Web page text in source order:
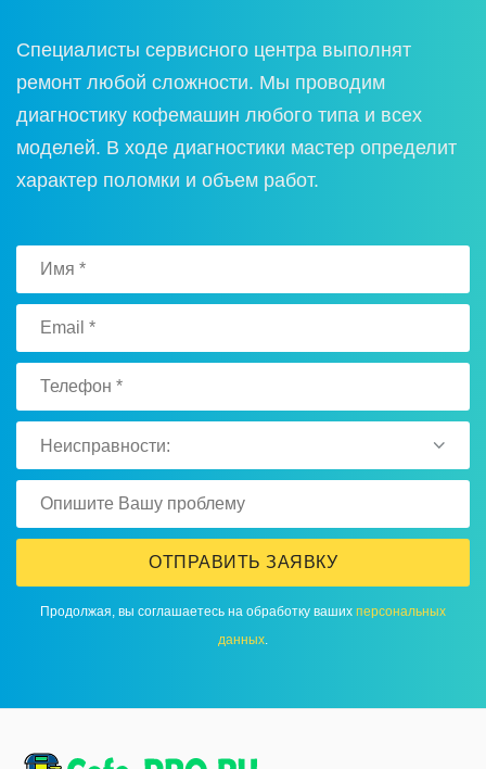
Специалисты сервисного центра выполнят
ремонт любой сложности. Мы проводим
диагностику кофемашин любого типа и всех
моделей. В ходе диагностики мастер определит
характер поломки и объем работ.
Неисправности:
ОТПРАВИТЬ ЗАЯВКУ
Продолжая, вы соглашаетесь на обработку ваших персональных
данных.